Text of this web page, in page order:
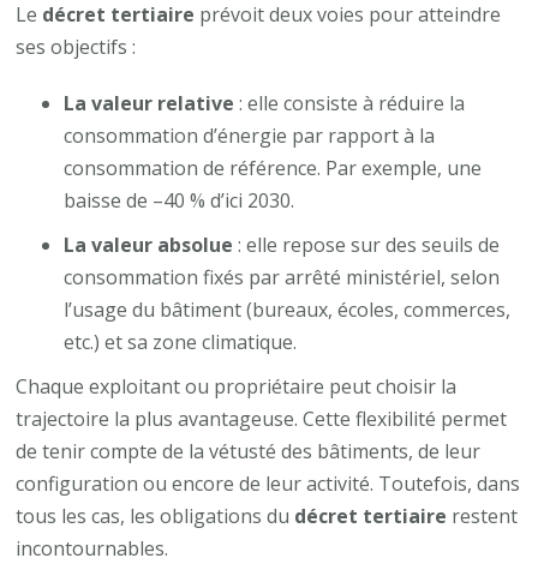
Le décret tertiaire prévoit deux voies pour atteindre
ses objectifs :
La valeur relative : elle consiste à réduire la
consommation d’énergie par rapport à la
consommation de référence. Par exemple, une
baisse de –40 % d’ici 2030.
La valeur absolue : elle repose sur des seuils de
consommation fixés par arrêté ministériel, selon
l’usage du bâtiment (bureaux, écoles, commerces,
etc.) et sa zone climatique.
Chaque exploitant ou propriétaire peut choisir la
trajectoire la plus avantageuse. Cette flexibilité permet
de tenir compte de la vétusté des bâtiments, de leur
configuration ou encore de leur activité. Toutefois, dans
tous les cas, les obligations du décret tertiaire restent
incontournables.